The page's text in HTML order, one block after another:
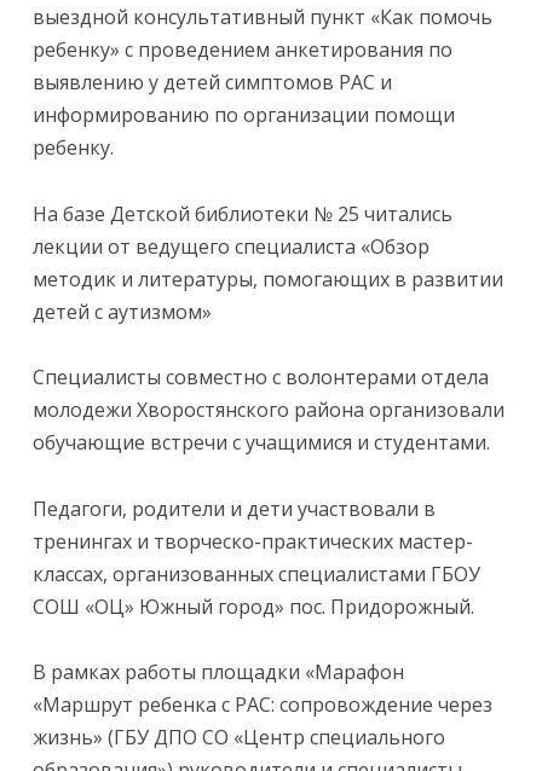
выездной консультативный пункт «Как помочь
ребенку» с проведением анкетирования по
выявлению у детей симптомов РАС и
информированию по организации помощи
ребенку.
На базе Детской библиотеки № 25 читались
лекции от ведущего специалиста «Обзор
методик и литературы, помогающих в развитии
детей с аутизмом»
Специалисты совместно с волонтерами отдела
молодежи Хворостянского района организовали
обучающие встречи с учащимися и студентами.
Педагоги, родители и дети участвовали в
тренингах и творческо-практических мастер-
классах, организованных специалистами ГБОУ
СОШ «ОЦ» Южный город» пос. Придорожный.
В рамках работы площадки «Марафон
«Маршрут ребенка с РАС: сопровождение через
жизнь» (ГБУ ДПО СО «Центр специального